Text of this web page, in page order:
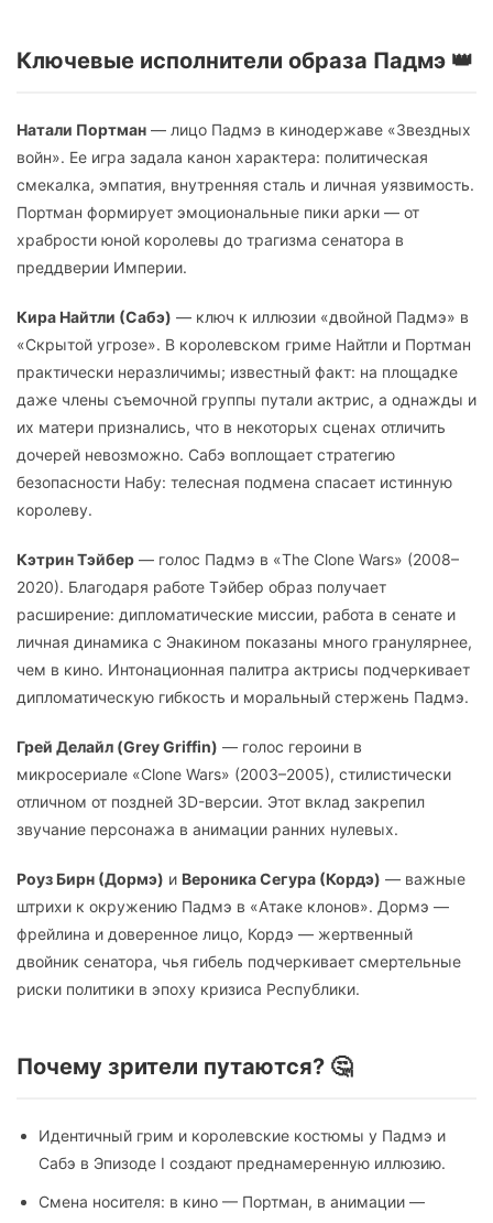
Ключевые исполнители образа Падмэ 👑
Натали Портман — лицо Падмэ в кинодержаве «Звездных
войн». Ее игра задала канон характера: политическая
смекалка, эмпатия, внутренняя сталь и личная уязвимость.
Портман формирует эмоциональные пики арки — от
храбрости юной королевы до трагизма сенатора в
преддверии Империи.
Кира Найтли (Сабэ) — ключ к иллюзии «двойной Падмэ» в
«Скрытой угрозе». В королевском гриме Найтли и Портман
практически неразличимы; известный факт: на площадке
даже члены съемочной группы путали актрис, а однажды и
их матери признались, что в некоторых сценах отличить
дочерей невозможно. Сабэ воплощает стратегию
безопасности Набу: телесная подмена спасает истинную
королеву.
Кэтрин Тэйбер — голос Падмэ в «The Clone Wars» (2008–
2020). Благодаря работе Тэйбер образ получает
расширение: дипломатические миссии, работа в сенате и
личная динамика с Энакином показаны много гранулярнее,
чем в кино. Интонационная палитра актрисы подчеркивает
дипломатическую гибкость и моральный стержень Падмэ.
Грей Делайл (Grey Griffin) — голос героини в
микросериале «Clone Wars» (2003–2005), стилистически
отличном от поздней 3D-версии. Этот вклад закрепил
звучание персонажа в анимации ранних нулевых.
Роуз Бирн (Дормэ) и Вероника Сегура (Кордэ) — важные
штрихи к окружению Падмэ в «Атаке клонов». Дормэ —
фрейлина и доверенное лицо, Кордэ — жертвенный
двойник сенатора, чья гибель подчеркивает смертельные
риски политики в эпоху кризиса Республики.
Почему зрители путаются? 🤔
Идентичный грим и королевские костюмы у Падмэ и
Сабэ в Эпизоде I создают преднамеренную иллюзию.
Смена носителя: в кино — Портман, в анимации —